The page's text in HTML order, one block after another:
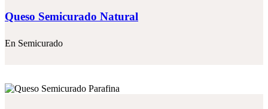
Queso Semicurado Natural
En Semicurado